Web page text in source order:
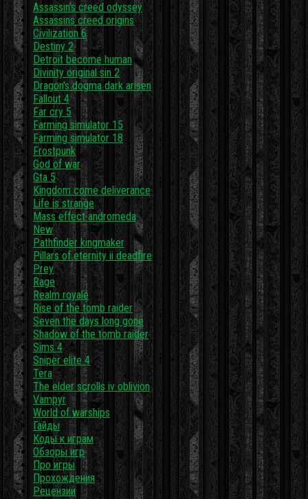
Assassin's creed odyssey
Assassins creed origins
Civilization 6
Destiny 2
Detroit become human
Divinity original sin 2
Dragon's dogma dark arisen
Fallout 4
Far cry 5
Farming simulator 15
Farming simulator 18
Frostpunk
God of war
Gta 5
Kingdom come deliverance
Life is strange
Mass effect andromeda
New
Pathfinder kingmaker
Pillars of eternity ii deadfire
Prey
Rage
Realm royale
Rise of the tomb raider
Seven the days long gone
Shadow of the tomb raider
Sims 4
Sniper elite 4
Tera
The elder scrolls iv oblivion
Vampyr
World of warships
Гайды
Коды к играм
Обзоры игр
Про игры
Прохождения
Рецензии